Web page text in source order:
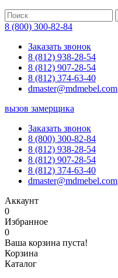
8 (800) 300-82-84
Заказать звонок
8 (812) 938-28-54
8 (812) 907-28-54
8 (812) 374-63-40
dmaster@mdmebel.com
вызов замерщика
Заказать звонок
8 (800) 300-82-84
8 (812) 938-28-54
8 (812) 907-28-54
8 (812) 374-63-40
dmaster@mdmebel.com
Аккаунт
0
Избранное
0
Ваша корзина пуста!
Корзина
Каталог